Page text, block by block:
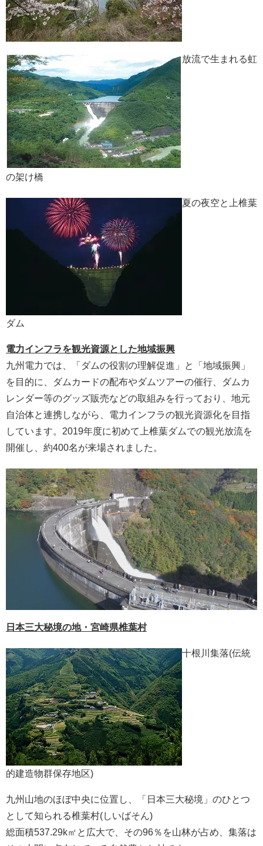
放流で生まれる虹
の架け橋
夏の夜空と上椎葉
ダム
電力インフラを観光資源とした地域振興
九州電力では、「ダムの役割の理解促進」と「地域振興」
を目的に、ダムカードの配布やダムツアーの催行、ダムカ
レンダー等のグッズ販売などの取組みを行っており、地元
自治体と連携しながら、電力インフラの観光資源化を目指
しています。2019年度に初めて上椎葉ダムでの観光放流を
開催し、約400名が来場されました。
日本三大秘境の地・宮崎県椎葉村
十根川集落(伝統
的建造物群保存地区)
九州山地のほぼ中央に位置し、「日本三大秘境」のひとつ
として知られる椎葉村(しいばそん)
総面積537.29k㎡と広大で、その96％を山林が占め、集落は